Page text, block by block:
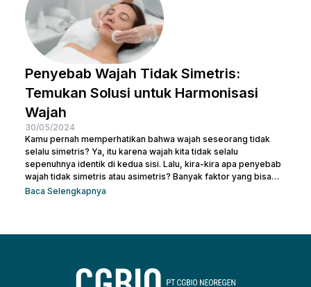
Penyebab Wajah Tidak Simetris:
Temukan Solusi untuk Harmonisasi
Wajah
30/05/2024
Kamu pernah memperhatikan bahwa wajah seseorang tidak
selalu simetris? Ya, itu karena wajah kita tidak selalu
sepenuhnya identik di kedua sisi. Lalu, kira-kira apa penyebab
wajah tidak simetris atau asimetris? Banyak faktor yang bisa
memengaruhi simetri wajah, mulai dari genetika, gaya hidup,
Baca Selengkapnya